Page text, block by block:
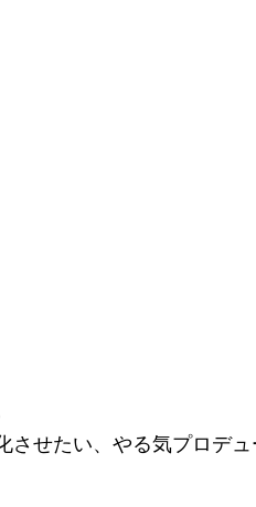
させたい、やる気プロデュ